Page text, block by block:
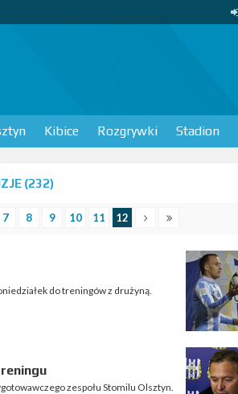
Kibice Rozgrywki Stadion
(232)
7 8 9 10 11 12
do treningów z drużyną.
zespołu Stomilu Olsztyn.